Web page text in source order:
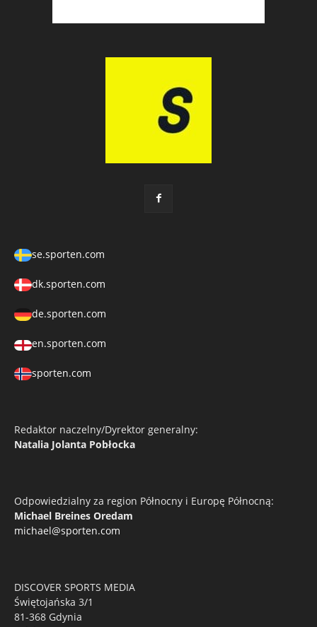
se.sporten.com
dk.sporten.com
de.sporten.com
en.sporten.com
sporten.com
Redaktor naczelny/Dyrektor generalny:
Natalia Jolanta Pobłocka
Odpowiedzialny za region Północny i Europę Północną:
Michael Breines Oredam
michael@sporten.com
DISCOVER SPORTS MEDIA
Świętojańska 3/1
81-368 Gdynia